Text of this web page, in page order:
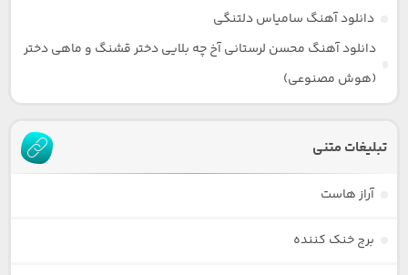
دانلود آهنگ سامیاس دلتنگی
دانلود آهنگ محسن لرستانی آخ چه بلایی دختر قشنگ و ماهی دختر
(هوش مصنوعی)
تبلیغات متنی
آراز هاست
برج خنک کننده